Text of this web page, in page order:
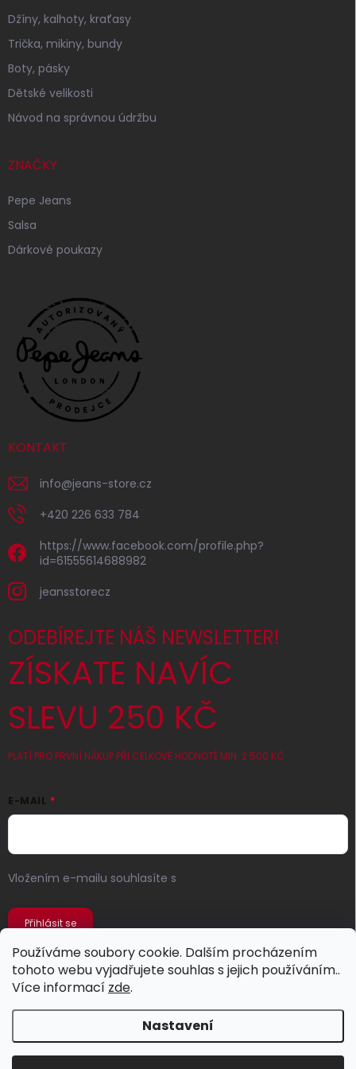
Používáme soubory cookie. Dalším procházením
tohoto webu vyjadřujete souhlas s jejich používáním..
Více informací zde.
Nastavení
Džíny, kalhoty, kraťasy
Trička, mikiny, bundy
Boty, pásky
Dětské velikosti
Návod na správnou údržbu
ZNAČKY
Pepe Jeans
Salsa
Dárkové poukazy
KONTAKT
info@jeans-store.cz
+420 226 633 784
https://www.facebook.com/profile.php?
id=61555614688982
jeansstorecz
ODEBÍREJTE NÁŠ NEWSLETTER!
ZÍSKATE NAVÍC
SLEVU 250 KČ
PLATÍ PRO PRVNÍ NÁKUP PŘI CELKOVÉ HODNOTĚ MIN. 2 500 KČ
E-MAIL
Vložením e-mailu souhlasíte s
Přihlásit se